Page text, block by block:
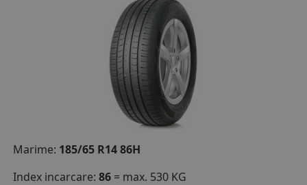
CAUTARE DUPA
DIMENSIUNI
PRODUCATORI ANVELOPE
MARCA AUTO
BLOG
B2B - COLABORARE COMPANII
CONTACT
Marime: 185/65 R14 86H
Index incarcare: 86 = max. 530 KG